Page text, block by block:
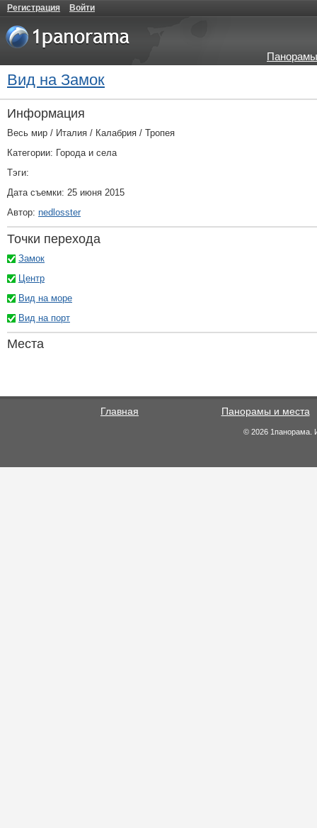
Регистрация Войти
Вид на Замок
Информация
Весь мир / Италия / Калабрия / Тропея
Категории: Города и села
Тэги:
Дата съемки: 25 июня 2015
Автор: nedlosster
Точки перехода
Замок
Центр
Вид на море
Вид на порт
Места
Главная Панорамы и места
© 2026 1панорама.